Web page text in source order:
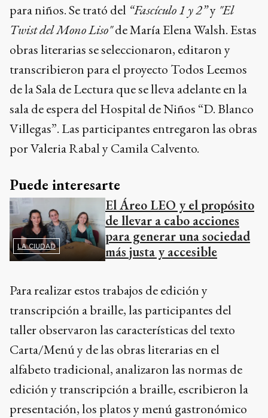
para niños. Se trató del “Fascículo 1 y 2”y "El
Twist del Mono Liso"de María Elena Walsh. Estas
obras literarias se seleccionaron, editaron y
transcribieron para el proyecto Todos Leemos
de la Sala de Lectura que se lleva adelante en la
sala de espera del Hospital de Niños “D. Blanco
Villegas”. Las participantes entregaron las obras
por Valeria Rabal y Camila Calvento.
Puede interesarte
LA CIUDAD
El Áreo LEO y el propósito
de llevar a cabo acciones
para generar una sociedad
más justa y accesible
Para realizar estos trabajos de edición y
transcripción a braille, las participantes del
taller observaron las características del texto
Carta/Menú y de las obras literarias en el
alfabeto tradicional, analizaron las normas de
edición y transcripción a braille, escribieron la
presentación, los platos y menú gastronómico